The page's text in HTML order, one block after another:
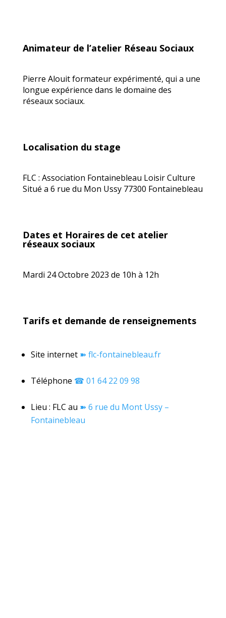
Animateur de l’atelier Réseau Sociaux
Pierre Alouit formateur expérimenté, qui a une
longue expérience dans le domaine des
réseaux sociaux.
Localisation du stage
FLC : Association Fontainebleau Loisir Culture
Situé a 6 rue du Mon Ussy 77300 Fontainebleau
Dates et Horaires de cet atelier
réseaux sociaux
Mardi 24 Octobre 2023 de 10h à 12h
Tarifs et demande de renseignements
Site internet ➽flc-fontainebleau.fr
Téléphone ☎ 01 64 22 09 98
Lieu : FLC au ➽6 rue du Mont Ussy –
Fontainebleau